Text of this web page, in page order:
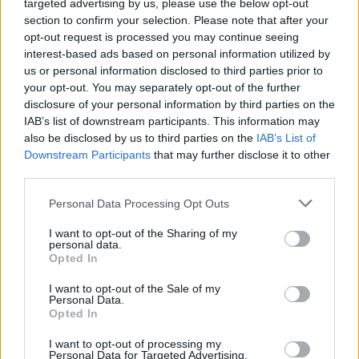
targeted advertising by us, please use the below opt-out
section to confirm your selection. Please note that after your
opt-out request is processed you may continue seeing
interest-based ads based on personal information utilized by
us or personal information disclosed to third parties prior to
your opt-out. You may separately opt-out of the further
disclosure of your personal information by third parties on the
IAB’s list of downstream participants. This information may
also be disclosed by us to third parties on the IAB’s List of
Downstream Participants that may further disclose it to other
Personal Data Processing Opt Outs
I want to opt-out of the Sharing of my
personal data.
Opted In
I want to opt-out of the Sale of my
Personal Data.
Opted In
I want to opt-out of processing my
Personal Data for Targeted Advertising.
livelli di sporco, lo sporco nascosto, le macchie bagnate, i bordi e i
tipi di pavimento, la gamma rende la pulizia profonda della casa senza
mani ed efficace.
SharkNinja continua ad aiutare i consumatori a sfruttare al massimo
lo spazio sul bancone: Dopo il successo della nuova Ninja Double
Stack Air Fryer, SharkNinja sta ampliando la gamma con la Ninja
Double Stack XL Air Fryer con Smart Cook System, che include una
Air Fryer 7.6L, per offrire la flessibilità di cottura del prodotto in un
design ancora più compatto.
cuochi casalinghi: Inoltre, SharkNinja sta ulteriormente espandendo
la sua linea di prodotti in Europa e Medio Oriente. Le prossime uscite
semplificare la preparazione dei pasti e la pulizia per le famiglie